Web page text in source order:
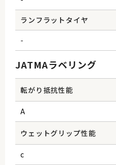
ランフラットタイヤ
-
JATMAラベリング
転がり抵抗性能
A
ウェットグリップ性能
c